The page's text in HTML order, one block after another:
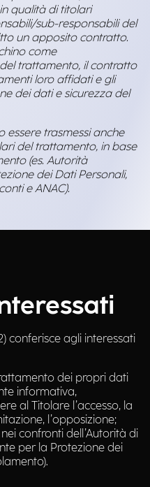
qualità di titolari
sub-responsabili del
un apposito contratto.
come
trattamento, il contratto
loro affidati e gli
dei dati e sicurezza del
essere trasmessi anche
del trattamento, in base
(es. Autorità
dei Dati Personali,
e ANAC).
conferisce agli interessati
dei propri dati
informativa,
al Titolare l’accesso, la
l’opposizione;
confronti dell’Autorità di
per la Protezione dei